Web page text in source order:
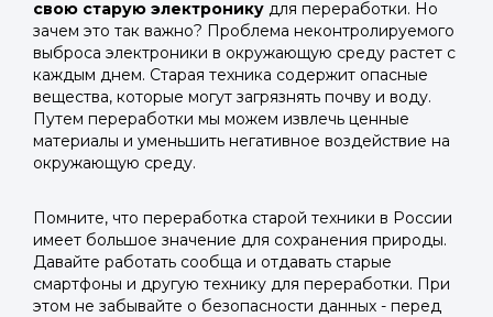
свою старую электронику для переработки. Но
зачем это так важно? Проблема неконтролируемого
выброса электроники в окружающую среду растет с
каждым днем. Старая техника содержит опасные
вещества, которые могут загрязнять почву и воду.
Путем переработки мы можем извлечь ценные
материалы и уменьшить негативное воздействие на
окружающую среду.
Помните, что переработка старой техники в России
имеет большое значение для сохранения природы.
Давайте работать сообща и отдавать старые
смартфоны и другую технику для переработки. При
этом не забывайте о безопасности данных - перед